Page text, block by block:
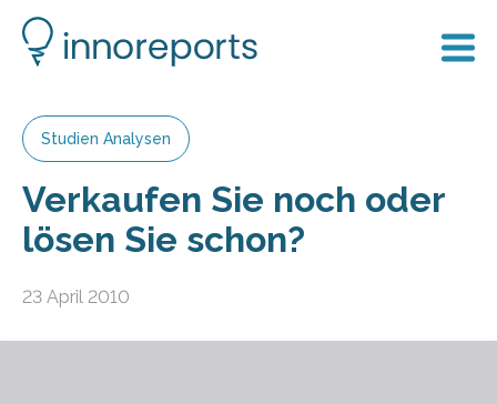
Studien Analysen
Verkaufen Sie noch oder
lösen Sie schon?
23 April 2010